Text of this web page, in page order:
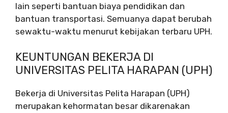
lain seperti bantuan biaya pendidikan dan
bantuan transportasi. Semuanya dapat berubah
sewaktu-waktu menurut kebijakan terbaru UPH.
KEUNTUNGAN BEKERJA DI
UNIVERSITAS PELITA HARAPAN (UPH)
Bekerja di Universitas Pelita Harapan (UPH)
merupakan kehormatan besar dikarenakan